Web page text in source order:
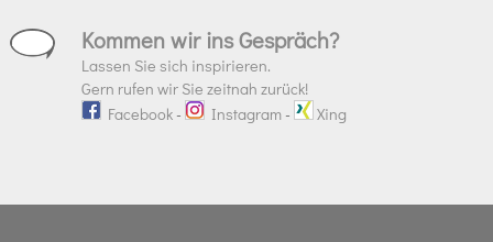
Kommen wir ins Gespräch?
Lassen Sie sich inspirieren.
Gern rufen wir Sie zeitnah zurück!
Facebook- Instagram- Xing